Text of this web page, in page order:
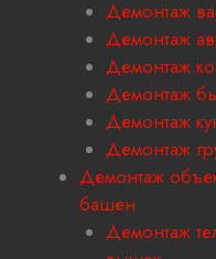
Демонтаж
Демонтаж
Демонтаж
Демонтаж
Демонтаж
Демонтаж
Демонтаж
башен
Демонтаж